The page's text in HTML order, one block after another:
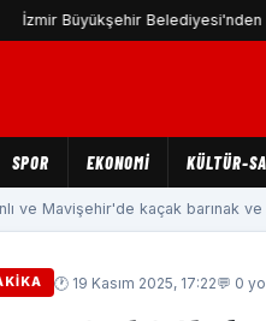
Büyükşehir Belediyesi'nden
SPOR EKONOMİ KÜLTÜR-
ve Mavişehir'de kaçak barınak ve
🕐 19 Kasım 2025, 17:22💬 0